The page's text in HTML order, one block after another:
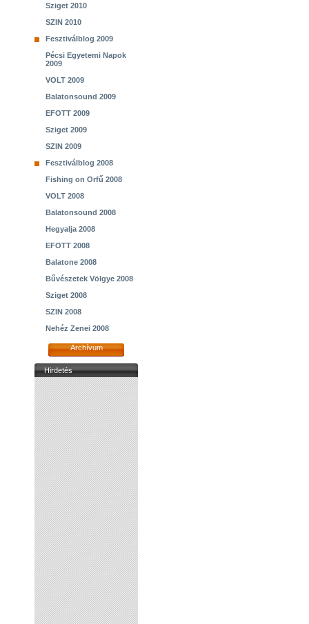
Sziget 2010
SZIN 2010
Fesztiválblog 2009
Pécsi Egyetemi Napok
2009
VOLT 2009
Balatonsound 2009
EFOTT 2009
Sziget 2009
SZIN 2009
Fesztiválblog 2008
Fishing on Orfű 2008
VOLT 2008
Balatonsound 2008
Hegyalja 2008
EFOTT 2008
Balatone 2008
Bűvészetek Völgye 2008
Sziget 2008
SZIN 2008
Nehéz Zenei 2008
Archívum
Hirdetés